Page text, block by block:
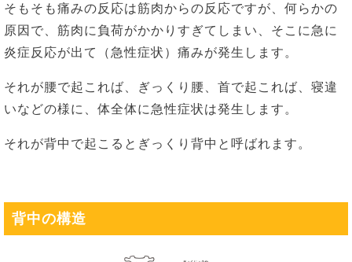
そもそも痛みの反応は筋肉からの反応ですが、何らかの
原因で、筋肉に負荷がかかりすぎてしまい、そこに急に
炎症反応が出て（急性症状）痛みが発生します。
それが腰で起これば、ぎっくり腰、首で起これば、寝違
いなどの様に、体全体に急性症状は発生します。
それが背中で起こるとぎっくり背中と呼ばれます。
背中の構造